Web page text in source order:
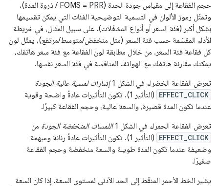
حجم الفقاعة إلى مقياس جودة الحدة (FOMS = PRR / ذروة المدة)،
وتمثّل رموز الألوان في التسمية التوضيحية الفئات التي يمكن تقسيمها
بشكل أكبر (فئة السعر أو أنواع المشغّلات). على سبيل المثال، في خريطة
الأداء المقسّمة حسب فئة السعر (مثل منخفض/متوسط/مرتفع)، يمثّل لون
كل فقاعة فئة السعر. من خلال مطابقة لون الفقاعة مع فئة سعر هاتفك،
يمكنك مقارنة هاتفك مع الهواتف المنافسة في فئة السعر نفسها.
تعرض الفقاعة الخضراء في الشكل 1
إشارات لمسية عالية الجودة
EFFECT_CLICK
(التأثير 1). تكون التأثيرات عادةً واضحة وقوية
عندما تكون المدة قصيرة، والسعة عالية، وحجم الفقاعة كبيرًا.
تعرض الفقاعة الحمراء في الشكل 1
اللمسات المنخفضة الجودة من
EFFECT_CLICK
(التأثير 1). تكون التأثيرات عادةً رنانة ومبهمة
وضعيفة عندما تكون المدة طويلة والسعة منخفضة وحجم الفقاعة
صغيرًا.
يشير الخط الأحمر المنقّط إلى الحد الأدنى لمستوى السعة. إذا كان السعة